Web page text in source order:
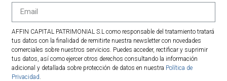
AFFIN CAPITAL PATRIMONIAL S.L como responsable del tratamiento tratará
tus datos con la finalidad de remitirte nuestra newsletter con novedades
comerciales sobre nuestros servicios. Puedes acceder, rectificar y suprimir
tus datos, así como ejercer otros derechos consultando la información
adicional y detallada sobre protección de datos en nuestra Política de
Privacidad